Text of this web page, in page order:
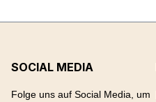
SOCIAL MEDIA
Folge uns auf Social Media, um